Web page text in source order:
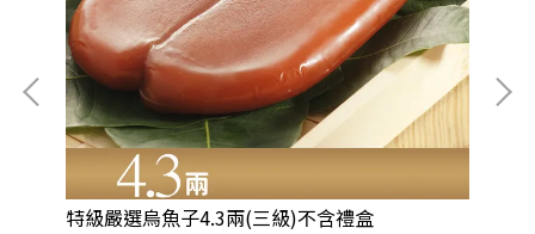
特級嚴選烏魚子4.3兩(三級)不含禮盒